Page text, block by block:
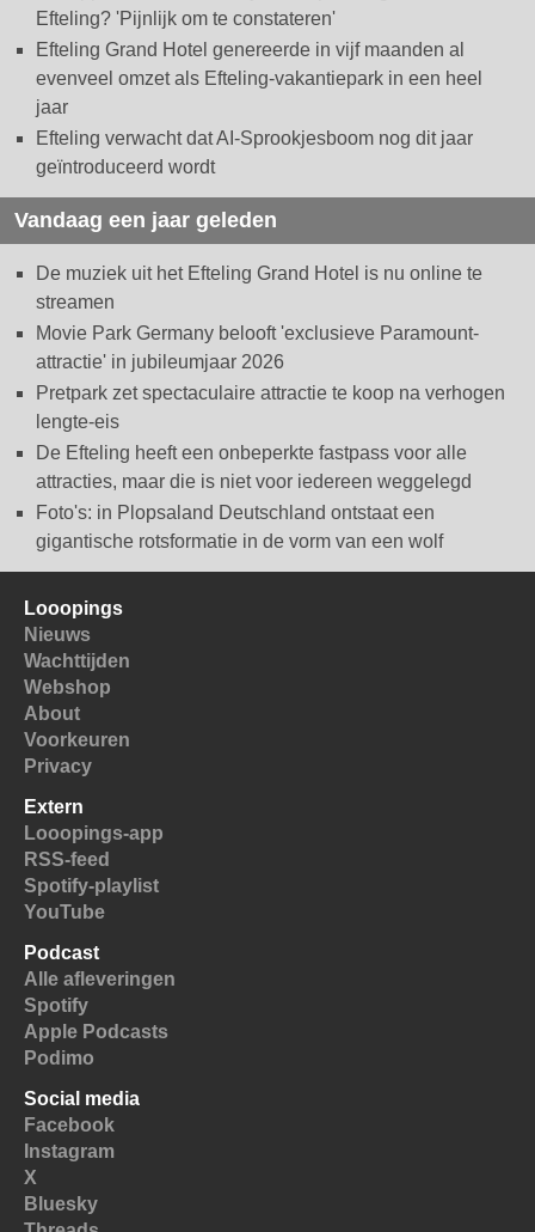
Efteling? 'Pijnlijk om te constateren'
Efteling Grand Hotel genereerde in vijf maanden al
evenveel omzet als Efteling-vakantiepark in een heel
jaar
Efteling verwacht dat AI-Sprookjesboom nog dit jaar
geïntroduceerd wordt
Vandaag een jaar geleden
De muziek uit het Efteling Grand Hotel is nu online te
streamen
Movie Park Germany belooft 'exclusieve Paramount-
attractie' in jubileumjaar 2026
Pretpark zet spectaculaire attractie te koop na verhogen
lengte-eis
De Efteling heeft een onbeperkte fastpass voor alle
attracties, maar die is niet voor iedereen weggelegd
Foto's: in Plopsaland Deutschland ontstaat een
gigantische rotsformatie in de vorm van een wolf
Looopings
Nieuws
Wachttijden
Webshop
About
Voorkeuren
Privacy
Extern
Looopings-app
RSS-feed
Spotify-playlist
YouTube
Podcast
Alle afleveringen
Spotify
Apple Podcasts
Podimo
Social media
Facebook
Instagram
X
Bluesky